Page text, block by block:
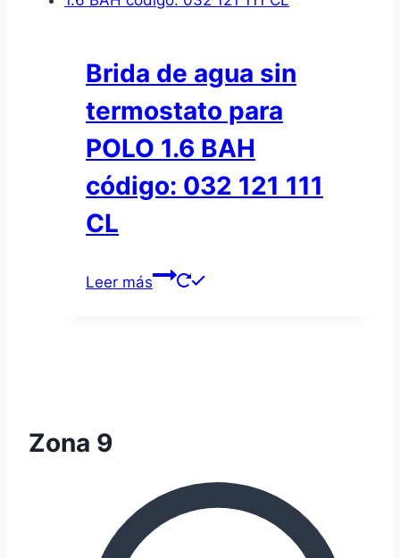
Brida de agua sin
termostato para
POLO 1.6 BAH
código: 032 121 111
CL
Leer más
Zona 9